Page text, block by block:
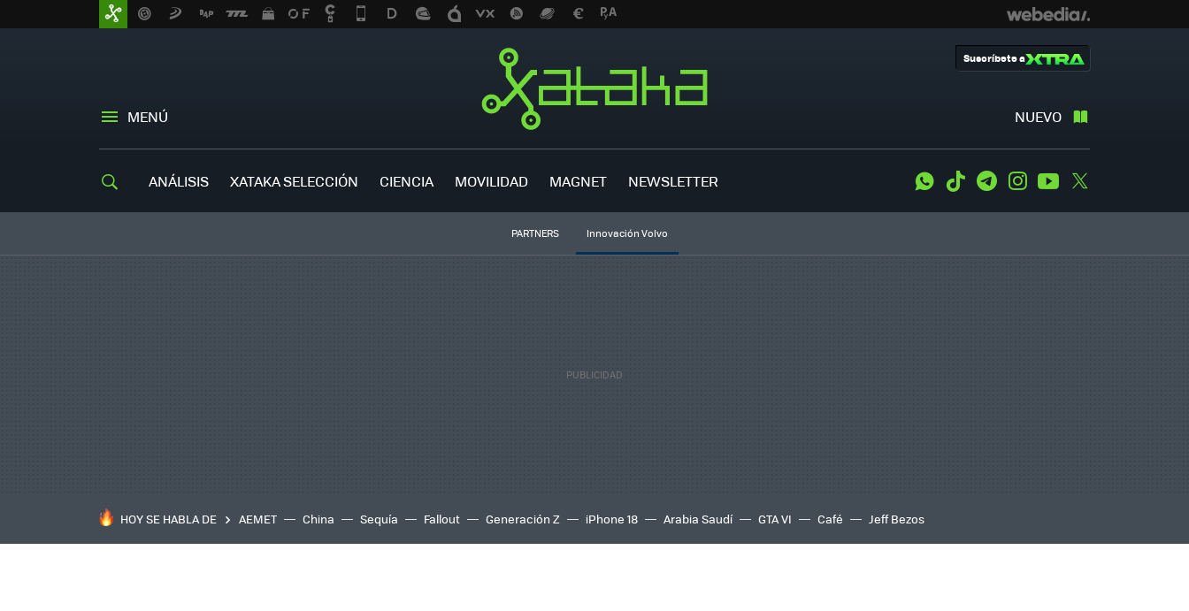
MENÚ NUEVO
Suscríbete a
ANÁLISIS XATAKA SELECCIÓN CIENCIA MOVILIDAD MAGNET NEWSLETTER WhatsApp
Tiktok TelegramInstagramYoutube
PARTNERS Innovación Volvo
HOY SE HABLA DE AEMET China Sequía Fallout Generación Z iPhone 18 Arabia Saudí GTA VI Café Jeff Bezos